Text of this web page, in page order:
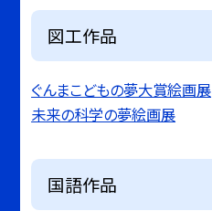
図工作品
ぐんまこどもの夢大賞絵画展
未来の科学の夢絵画展
国語作品